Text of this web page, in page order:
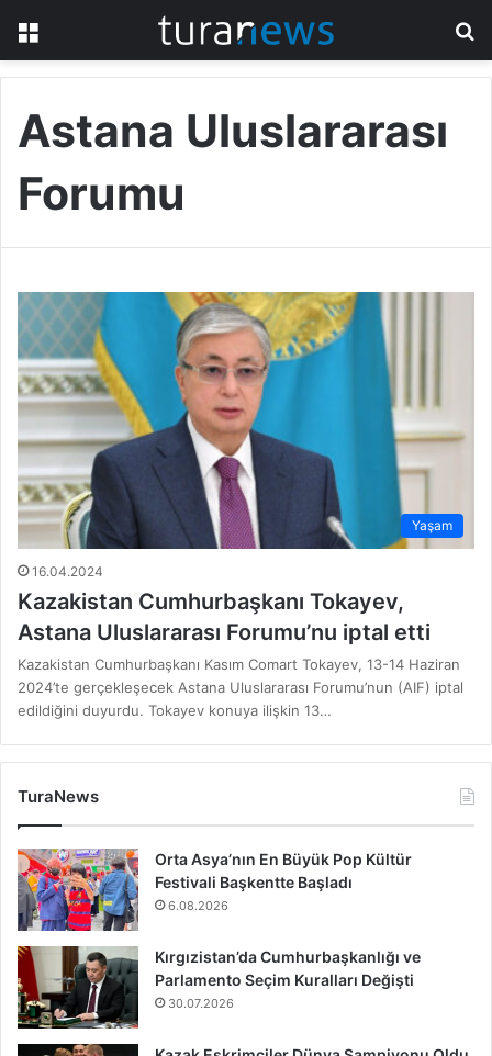
Astana Uluslararası
Forumu
Yaşam
16.04.2024
Kazakistan Cumhurbaşkanı Tokayev,
Astana Uluslararası Forumu’nu iptal etti
Kazakistan Cumhurbaşkanı Kasım Comart Tokayev, 13-14 Haziran
2024’te gerçekleşecek Astana Uluslararası Forumu’nun (AIF) iptal
edildiğini duyurdu. Tokayev konuya ilişkin 13…
TuraNews
Orta Asya’nın En Büyük Pop Kültür
Festivali Başkentte Başladı
6.08.2026
Kırgızistan’da Cumhurbaşkanlığı ve
Parlamento Seçim Kuralları Değişti
30.07.2026